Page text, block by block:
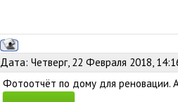
Дата: Четверг, 22 Февраля 2018,
Фотоотчёт по дому для реновации.